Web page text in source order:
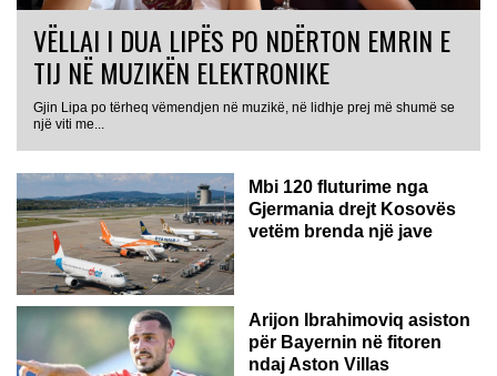
VËLLAI I DUA LIPËS PO NDËRTON EMRIN E
TIJ NË MUZIKËN ELEKTRONIKE
Gjin Lipa po tërheq vëmendjen në muzikë, në lidhje prej më shumë se
një viti me...
GJERMANI
Mbi 120 fluturime nga
Gjermania drejt Kosovës
vetëm brenda një jave
Arijon Ibrahimoviq asiston
për Bayernin në fitoren
ndaj Aston Villas